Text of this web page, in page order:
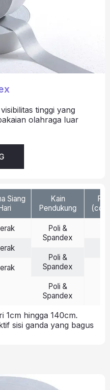
tinggi yang
olahraga luar
Siang
Hari
Kain
Pendukung
Poli &
Spandex
Poli &
Spandex
Poli &
Spandex
(cd/
1cm hingga 140cm.
sisi ganda yang bagus